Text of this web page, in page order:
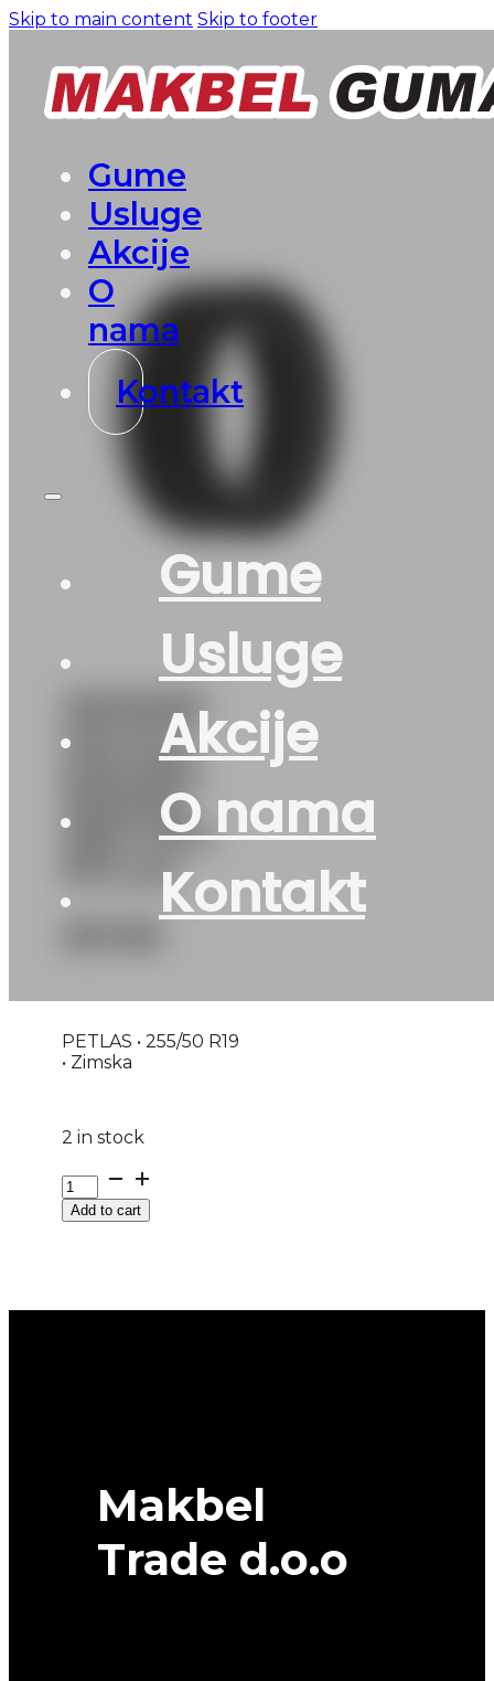
Skip to main content Skip to footer
Gume
Usluge
Akcije
O
nama
Kontakt
Gume
Usluge
Akcije
O nama
Kontakt
255/50R19
4X4 M+S
WINTER-
W671 107V
PETLAS
PETLAS • 255/50 R19
• Zimska
2 in stock
255/50R19
4X4
M+S
Add to cart
Makbel
Trade d.o.o